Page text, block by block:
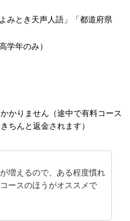
みとき天声人語」「都道府県
学年のみ）
かりません（途中で有料コース
ちんと返金されます）
増えるので、ある程度慣れ
ースのほうがオススメで